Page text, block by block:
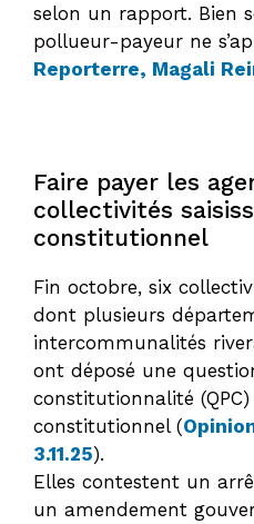
selon un rapport. Bien
pollueur-payeur ne
Reporterre, Magali
Faire payer les
collectivités
constitutionnel
Fin octobre, six
dont plusieurs
intercommunalités
ont déposé une
constitutionnalité
constitutionnel (
3.11.25).
Elles contestent un
un amendement